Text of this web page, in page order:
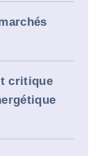
critique